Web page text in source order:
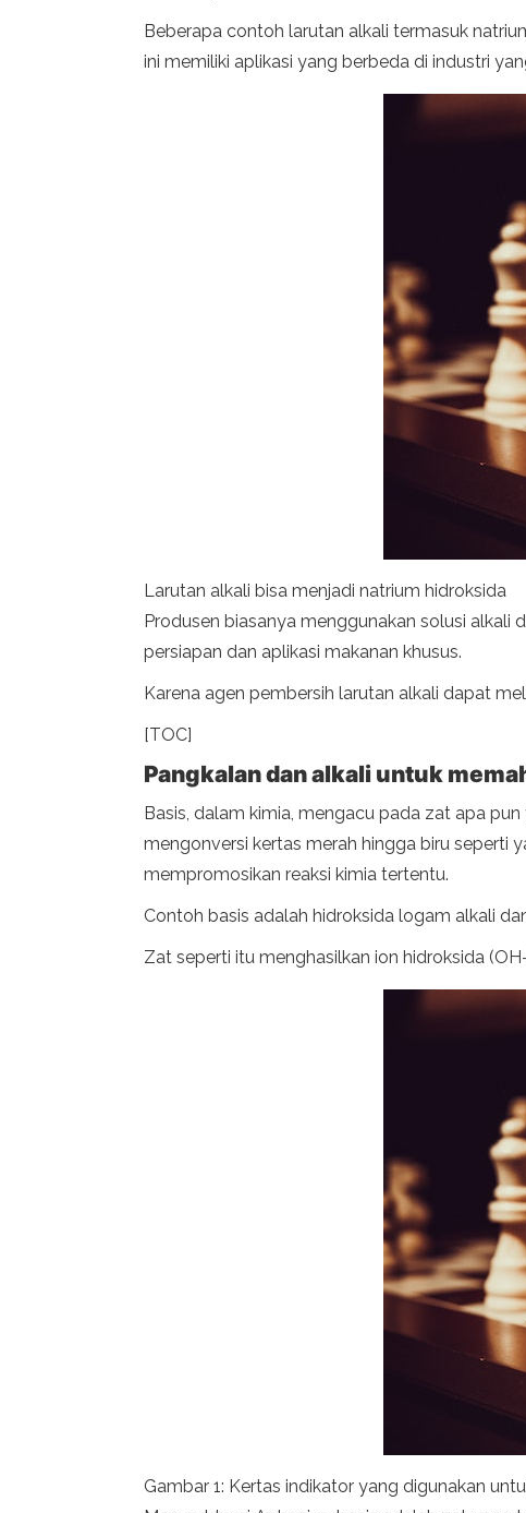
Beberapa contoh larutan alkali termasuk
ini memiliki aplikasi yang berbeda di industri
Larutan alkali bisa menjadi natrium hidroksida
Produsen biasanya menggunakan solusi
persiapan dan aplikasi makanan khusus.
Karena agen pembersih larutan alkali dapat
[TOC]
Pangkalan dan alkali untuk
Basis, dalam kimia, mengacu pada zat apa
mengonversi kertas merah hingga biru seperti
mempromosikan reaksi kimia tertentu.
Contoh basis adalah hidroksida logam alkali
Zat seperti itu menghasilkan ion hidroksida
Gambar 1: Kertas indikator yang digunakan